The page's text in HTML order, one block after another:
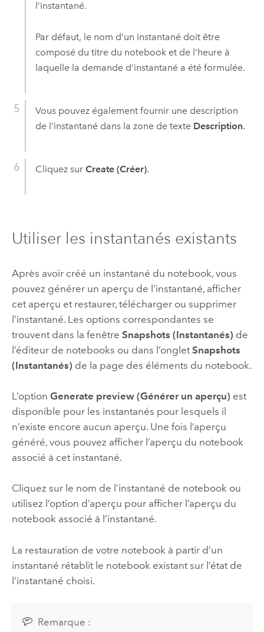
l’instantané.
Par défaut, le nom d’un instantané doit être
composé du titre du notebook et de l’heure à
laquelle la demande d’instantané a été formulée.
Vous pouvez également fournir une description
de l’instantané dans la zone de texte Description.
Cliquez sur Create (Créer).
Utiliser les instantanés existants
Après avoir créé un instantané du notebook, vous
pouvez générer un aperçu de l’instantané, afficher
cet aperçu et restaurer, télécharger ou supprimer
l’instantané. Les options correspondantes se
trouvent dans la fenêtre Snapshots (Instantanés) de
l’éditeur de notebooks ou dans l’onglet Snapshots
(Instantanés) de la page des éléments du notebook.
L’option Generate preview (Générer un aperçu) est
disponible pour les instantanés pour lesquels il
n’existe encore aucun aperçu. Une fois l’aperçu
généré, vous pouvez afficher l’aperçu du notebook
associé à cet instantané.
Cliquez sur le nom de l’instantané de notebook ou
utilisez l’option d’aperçu pour afficher l’aperçu du
notebook associé à l’instantané.
La restauration de votre notebook à partir d’un
instantané rétablit le notebook existant sur l’état de
l’instantané choisi.
Remarque :